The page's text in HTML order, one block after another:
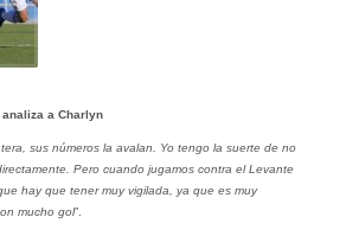
analiza a Charlyn
sus números la avalan. Yo tengo la suerte de no
Pero cuando jugamos contra el Levante
hay que tener muy vigilada, ya que es muy
mucho gol”.